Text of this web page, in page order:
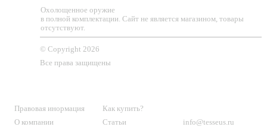
Охолощенное оружие
в полной комплектации. Сайт не является магазином, товары
отсутствуют.
© Copyright 2026
Все права защищены
Правовая инормация
О компании
Как купить?
Статьи
info@tesseus.ru